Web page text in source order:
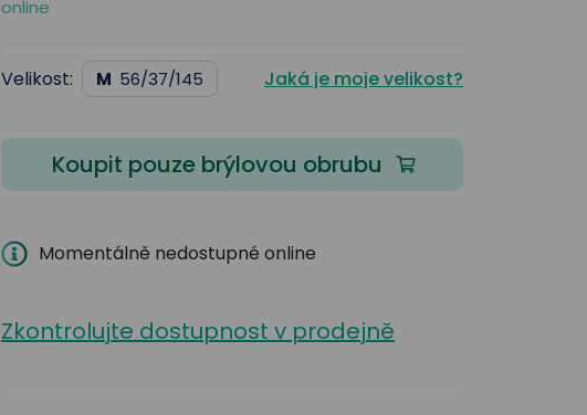
online
Velikost: M 56/37/145 Jaká je moje velikost?
Koupit pouze brýlovou obrubu
Momentálně nedostupné online
Zkontrolujte dostupnost v prodejně